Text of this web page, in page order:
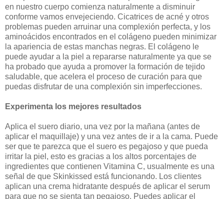
en nuestro cuerpo comienza naturalmente a disminuir
conforme vamos envejeciendo. Cicatrices de acné y otros
problemas pueden arruinar una complexión perfecta, y los
aminoácidos encontrados en el colágeno pueden minimizar
la apariencia de estas manchas negras. El colágeno le
puede ayudar a la piel a repararse naturalmente ya que se
ha probado que ayuda a promover la formación de tejido
saludable, que acelera el proceso de curación para que
puedas disfrutar de una complexión sin imperfecciones.
Experimenta los mejores resultados
Aplica el suero diario, una vez por la mañana (antes de
aplicar el maquillaje) y una vez antes de ir a la cama. Puede
ser que te parezca que el suero es pegajoso y que pueda
irritar la piel, esto es gracias a los altos porcentajes de
ingredientes que contienen Vitamina C, usualmente es una
señal de que Skinkissed está funcionando. Los clientes
aplican una crema hidratante después de aplicar el serum
para que no se sienta tan pegajoso. Puedes aplicar el